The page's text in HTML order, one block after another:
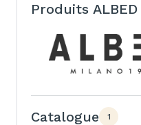
Produits ALBED
Catalogue 1